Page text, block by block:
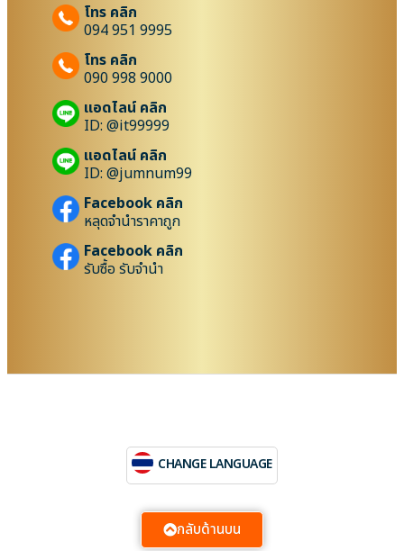
โทร คลิก
094 951 9995
โทร คลิก
090 998 9000
แอดไลน์ คลิก
ID: @it99999
แอดไลน์ คลิก
ID: @jumnum99
Facebook คลิก
หลุดจำนำราคาถูก
Facebook คลิก
รับซื้อ รับจำนำ
CHANGE LANGUAGE
กลับด้านบน